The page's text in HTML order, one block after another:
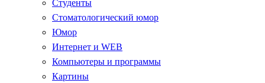
Студенты
Стоматологический юмор
Юмор
Интернет и WEB
Компьютеры и программы
Картины